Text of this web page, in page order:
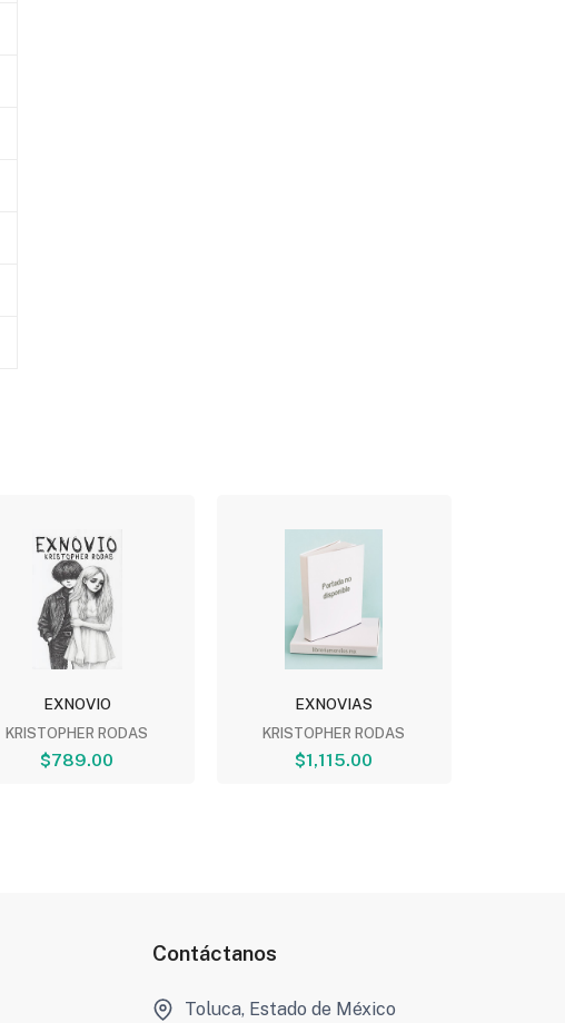
EXNOVIO
KRISTOPHER RODAS
$789.00
EXNOVIAS
KRISTOPHER RODAS
$1,115.00
Contáctanos
Toluca, Estado de México